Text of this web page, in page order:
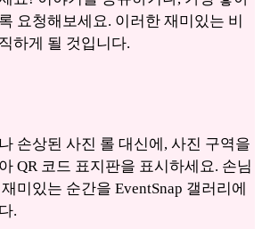
요청해보세요. 이러한 재미있는 비
하게 될 것입니다.
손상된 사진 롤 대신에, 사진 구역을
QR 코드 표지판을 표시하세요. 손님
미있는 순간을 EventSnap 갤러리에
.